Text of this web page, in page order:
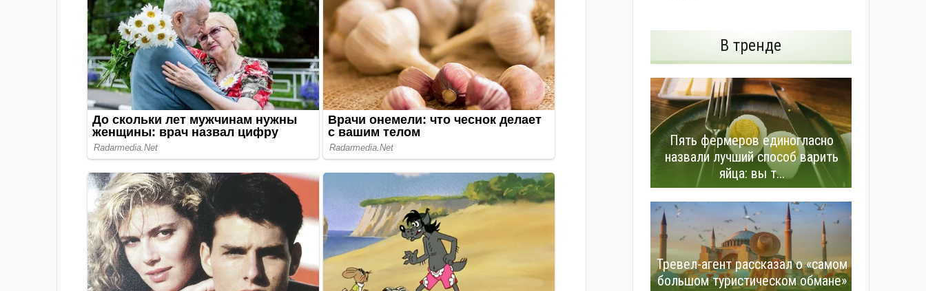
В тренде
Пять фермеров единогласно
назвали лучший способ варить
яйца: вы т...
Тревел-агент рассказал о «самом
большом туристическом обмане»